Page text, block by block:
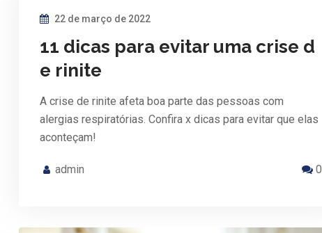
22 de março de 2022
11 dicas para evitar uma crise d
e rinite
A crise de rinite afeta boa parte das pessoas com
alergias respiratórias. Confira x dicas para evitar que elas
aconteçam!
admin 0